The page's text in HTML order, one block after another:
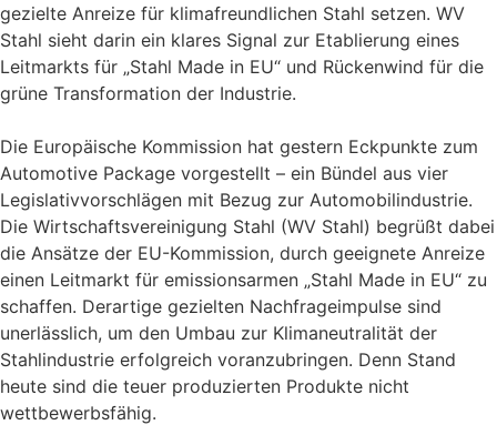
gezielte Anreize für klimafreundlichen Stahl setzen. WV
Stahl sieht darin ein klares Signal zur Etablierung eines
Leitmarkts für „Stahl Made in EU“ und Rückenwind für die
grüne Transformation der Industrie.
Die Europäische Kommission hat gestern Eckpunkte zum
Automotive Package vorgestellt – ein Bündel aus vier
Legislativvorschlägen mit Bezug zur Automobilindustrie.
Die Wirtschaftsvereinigung Stahl (WV Stahl) begrüßt dabei
die Ansätze der EU-Kommission, durch geeignete Anreize
einen Leitmarkt für emissionsarmen „Stahl Made in EU“ zu
schaffen. Derartige gezielten Nachfrageimpulse sind
unerlässlich, um den Umbau zur Klimaneutralität der
Stahlindustrie erfolgreich voranzubringen. Denn Stand
heute sind die teuer produzierten Produkte nicht
wettbewerbsfähig.